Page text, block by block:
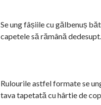
Se ung fâșiile cu gălbenuș
capetele să rămână dedesupt.
Rulourile astfel formate se
tava tapetată cu hârtie de